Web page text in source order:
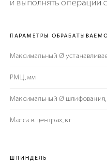
и выполнять операции
ПАРАМЕТРЫ
Максимальный Ø
РМЦ, мм
Максимальный Ø
Масса в центрах, кг
ШПИНДЕЛЬ